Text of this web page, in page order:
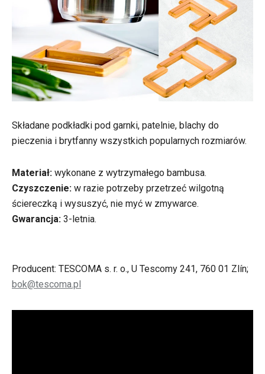
Składane podkładki pod garnki, patelnie, blachy do
pieczenia i brytfanny wszystkich popularnych rozmiarów.
Materiał: wykonane z wytrzymałego bambusa.
Czyszczenie: w razie potrzeby przetrzeć wilgotną
ściereczką i wysuszyć, nie myć w zmywarce.
Gwarancja: 3-letnia.
Producent: TESCOMA s. r. o., U Tescomy 241, 760 01 Zlín;
bok@tescoma.pl